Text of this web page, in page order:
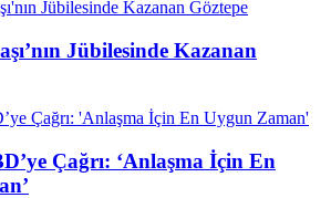
Jübilesinde Kazanan
Çağrı: ‘Anlaşma İçin En